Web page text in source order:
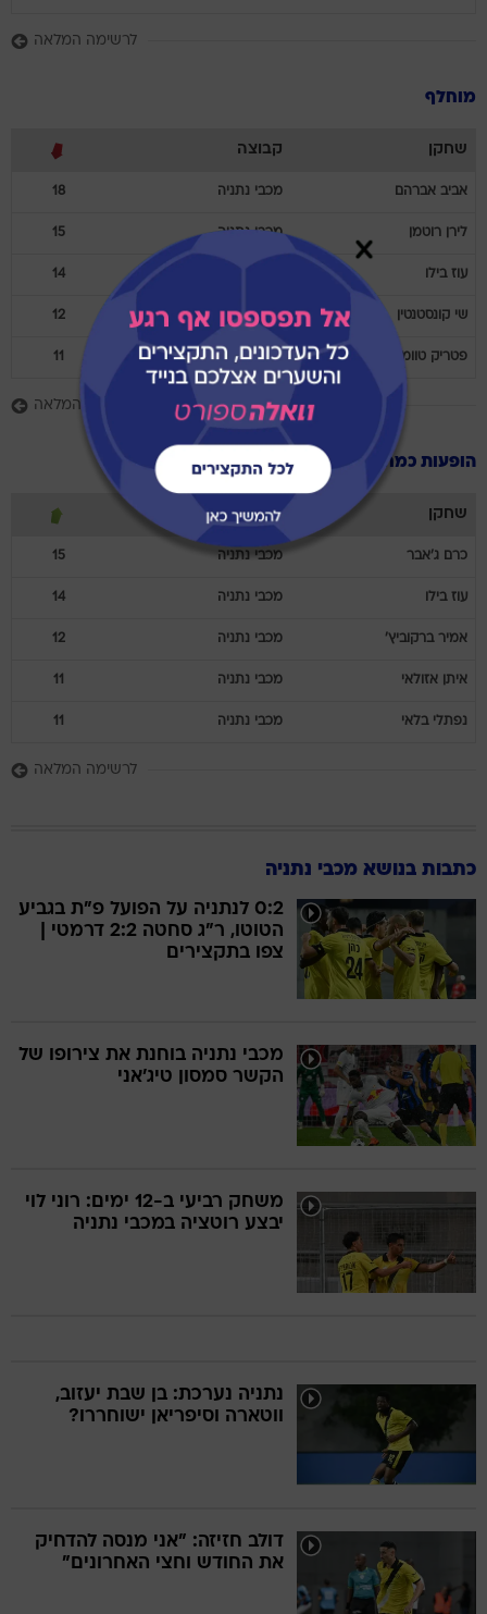
לרשימה המלאה
מוחלף
שחקן קבוצה
אביב אברהם מכבי נתניה 18
לירן רוטמן מכבי נתניה 15
עוז בילו 14
שי קונסטנטין מכבי נתניה 12
פטריק טוומאסי מכבי נתניה 11
לרשימה המלאה
הופעות כמחליף
שחקן קבוצה
כרם ג'אבר מכבי נתניה 15
עוז בילו מכבי נתניה 14
אמיר ברקוביץ' מכבי נתניה 12
איתן אזולאי מכבי נתניה 11
נפתלי בלאי מכבי נתניה 11
לרשימה המלאה
כתבות בנושא מכבי נתניה
0:2 לנתניה על הפועל פ"ת בגביע
הטוטו, ר"ג סחטה 2:2 דרמטי |
צפו בתקצירים
מכבי נתניה בוחנת את צירופו של
הקשר סמסון טיג'אני
משחק רביעי ב-12 ימים: רוני לוי
יבצע רוטציה במכבי נתניה
נתניה נערכת: בן שבת יעזוב,
ווטארה וסיפריאן ישוחררו?
דולב חזיזה: "אני מנסה להדחיק
את החודש וחצי האחרונים"